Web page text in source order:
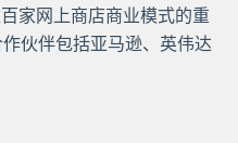
家网上商店商业模式的重
伙伴包括亚马逊、英伟达